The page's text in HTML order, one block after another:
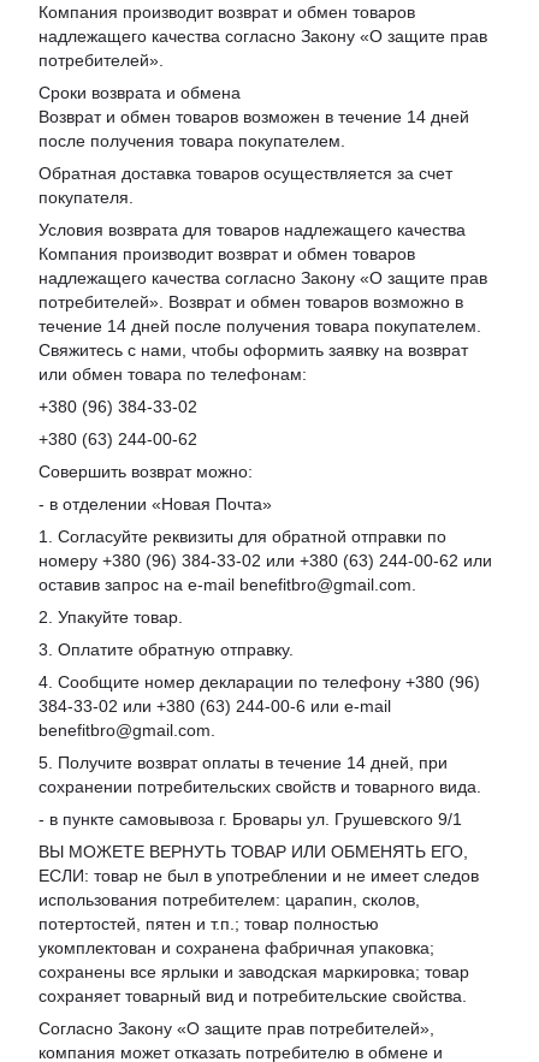
Компания производит возврат и обмен товаров
надлежащего качества согласно Закону «О защите прав
потребителей».
Сроки возврата и обмена
Возврат и обмен товаров возможен в течение 14 дней
после получения товара покупателем.
Обратная доставка товаров осуществляется за счет
покупателя.
Условия возврата для товаров надлежащего качества
Компания производит возврат и обмен товаров
надлежащего качества согласно Закону «О защите прав
потребителей». Возврат и обмен товаров возможно в
течение 14 дней после получения товара покупателем.
Свяжитесь с нами, чтобы оформить заявку на возврат
или обмен товара по телефонам:
+380 (96) 384-33-02
+380 (63) 244-00-62
Совершить возврат можно:
- в отделении «Новая Почта»
1. Согласуйте реквизиты для обратной отправки по
номеру +380 (96) 384-33-02 или +380 (63) 244-00-62 или
оставив запрос на e-mail benefitbro@gmail.com.
2. Упакуйте товар.
3. Оплатите обратную отправку.
4. Сообщите номер декларации по телефону +380 (96)
384-33-02 или +380 (63) 244-00-6 или e-mail
benefitbro@gmail.com.
5. Получите возврат оплаты в течение 14 дней, при
сохранении потребительских свойств и товарного вида.
- в пункте самовывоза г. Бровары ул. Грушевского 9/1
ВЫ МОЖЕТЕ ВЕРНУТЬ ТОВАР ИЛИ ОБМЕНЯТЬ ЕГО,
ЕСЛИ: товар не был в употреблении и не имеет следов
использования потребителем: царапин, сколов,
потертостей, пятен и т.п.; товар полностью
укомплектован и сохранена фабричная упаковка;
сохранены все ярлыки и заводская маркировка; товар
сохраняет товарный вид и потребительские свойства.
Согласно Закону «О защите прав потребителей»,
компания может отказать потребителю в обмене и